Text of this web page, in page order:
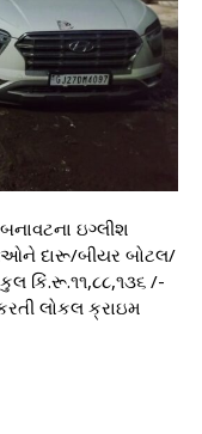
ઇગ્લીશ
દારૂ/બીયર બોટલ/
કિં.રૂ.૧૧,૮૮,૧૩૬ /-
લોકલ ક્રાઇમ